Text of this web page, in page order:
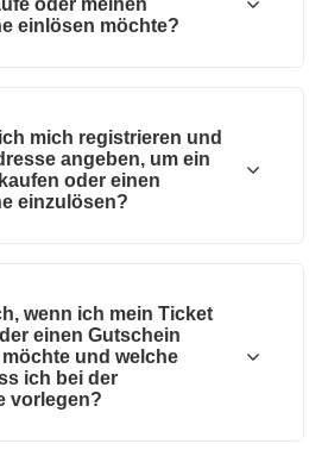
oder meinen
einlösen möchte?
mich registrieren und
angeben, um ein
oder einen
einzulösen?
wenn ich mein Ticket
einen Gutschein
und welche
ich bei der
vorlegen?